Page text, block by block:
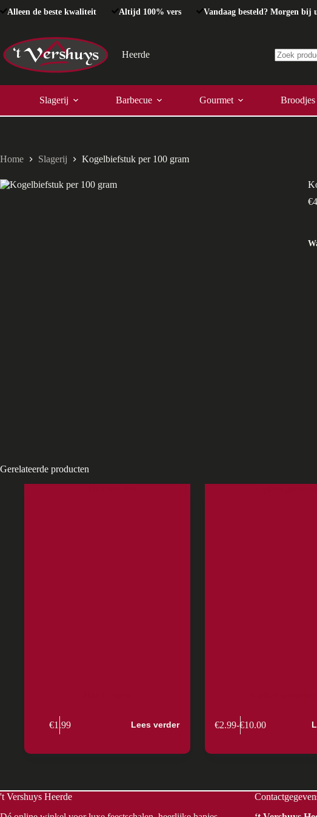
naarAlleen de beste kwaliteit Altijd 100% vers Vandaag besteld? Morgen bij
Heerde
Slagerij Barbecue Gourmet Broodjes
Home Slagerij Kogelbiefstuk per 100 gram
€
Gerelateerde producten
€1.99 Lees verder €2.99-€10.00
Prijsklasse:
't Vershuys Heerde